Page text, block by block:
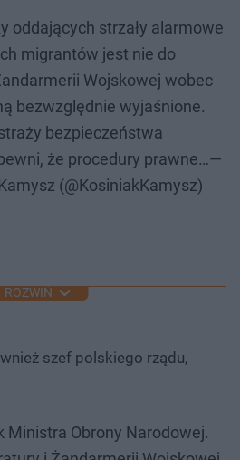
oddających strzały alarmowe
migrantów jest nie do
Wojskowej wobec
bezwzględnie wyjaśnione.
bezpieczeństwa
że procedury prawne…—
(@KosiniakKamysz)
ROZWIŃ
szef polskiego rządu,
Ministra Obrony Narodowej.